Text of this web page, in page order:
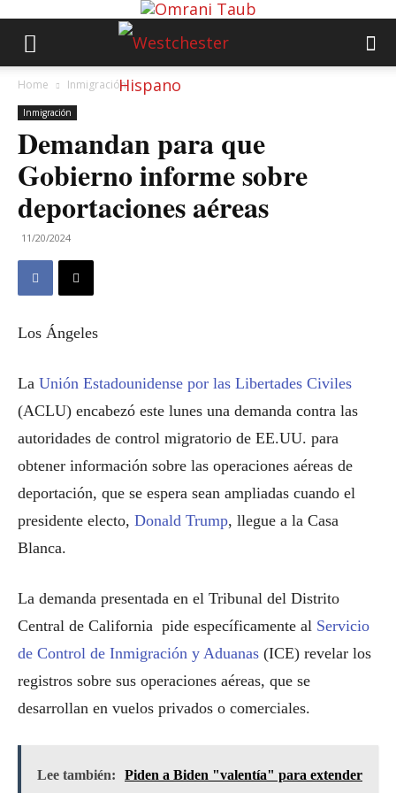
Home Inmigración
Inmigración
Demandan para que
Gobierno informe sobre
deportaciones aéreas
11/20/2024
Los Ángeles
La Unión Estadounidense por las Libertades Civiles
(ACLU) encabezó este lunes una demanda contra las
autoridades de control migratorio de EE.UU. para
obtener información sobre las operaciones aéreas de
deportación, que se espera sean ampliadas cuando el
presidente electo, Donald Trump, llegue a la Casa
Blanca.
La demanda presentada en el Tribunal del Distrito
Central de California pide específicamente al Servicio
de Control de Inmigración y Aduanas (ICE) revelar los
registros sobre sus operaciones aéreas, que se
desarrollan en vuelos privados o comerciales.
Lee también:
Piden a Biden "valentía" para extender